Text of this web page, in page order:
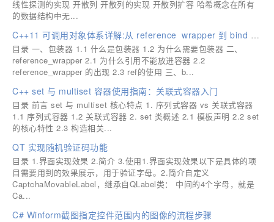
线性探测的实现 开散列 开散列的实现 开散列扩容 哈希概念在所有
的数据结构中无...
C++11 可调用对象体系详解:从 reference_wrapper 到 bind 与 function
目录 一、包装器 1.1 什么是包装器 1.2 为什么需要包装器 二、
reference_wrapper 2.1 为什么引用不能放进容器 2.2
reference_wrapper 的出现 2.3 ref的使用 三、b...
C++ set 与 multiset 容器使用指南：关联式容器入门
目录 前言 set 与 multiset 核心特点 1. 序列式容器 vs 关联式容器
1.1 序列式容器 1.2 关联式容器 2. set 类概述 2.1 模板声明 2.2 set
的核心特性 2.3 构造相关...
QT 实现随机验证码功能
目录 1.界面实现效果 2.简介 3.使用1.界面实现效果以下是具体的项
目需要用到的效果展示，用于验证字母。2.简介自定义
CaptchaMovableLabel，继承自QLabel类： 中间的4个字母，就是
Ca...
C# Winform截图指定控件范围内的图像的流程步骤